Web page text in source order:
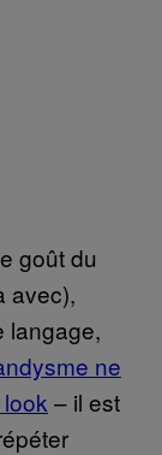
goût du
avec),
langage,
ne
– il est